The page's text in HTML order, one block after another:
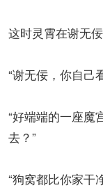
这时灵霄在谢无
“谢无佞，你自己
“好端端的一座魔
去？”
“狗窝都比你家干